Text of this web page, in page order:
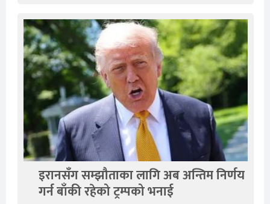
इरानसँग सम्झौताका लागि अब अन्तिम निर्णय
गर्न बाँकी रहेको ट्रम्पको भनाई